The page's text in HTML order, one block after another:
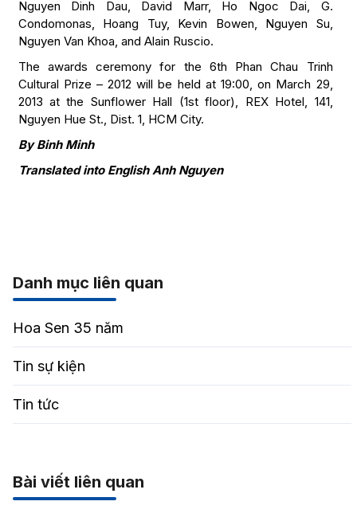
Nguyen Dinh Dau, David Marr, Ho Ngoc Dai, G.
Condomonas, Hoang Tuy, Kevin Bowen, Nguyen Su,
Nguyen Van Khoa, and Alain Ruscio.
The awards ceremony for the 6th Phan Chau Trinh
Cultural Prize – 2012 will be held at 19:00, on March 29,
2013 at the Sunflower Hall (1st floor), REX Hotel, 141,
Nguyen Hue St., Dist. 1, HCM City.
By Binh Minh
Translated into English Anh Nguyen
Danh mục liên quan
Hoa Sen 35 năm
Tin sự kiện
Tin tức
Bài viết liên quan